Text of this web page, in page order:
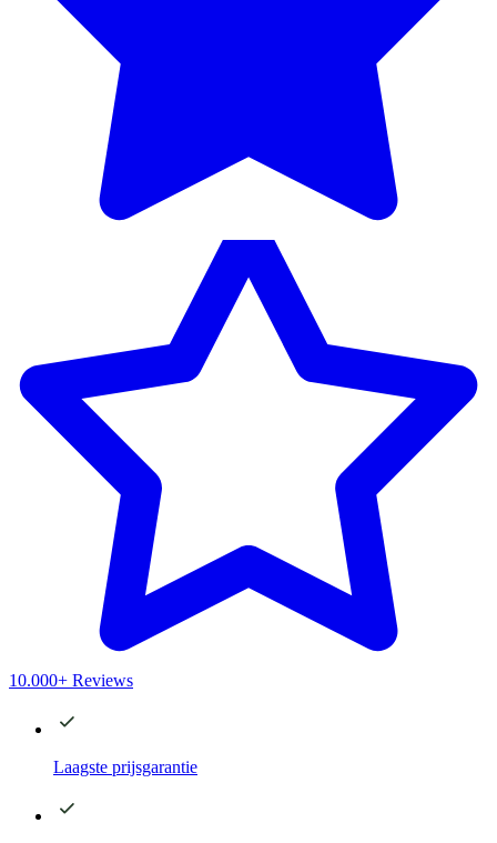
10.000+ Reviews
Laagste prijsgarantie